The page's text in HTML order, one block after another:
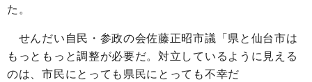
た。
せんだい自民・参政の会佐藤正昭市議「県と仙台市は
もっともっと調整が必要だ。対立しているように見える
のは、市民にとっても県民にとっても不幸だ